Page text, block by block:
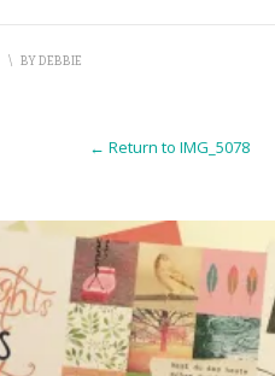
\ BYDEBBIE
← Return to IMG_5078